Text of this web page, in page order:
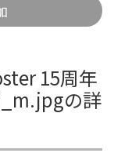
15周年
の詳